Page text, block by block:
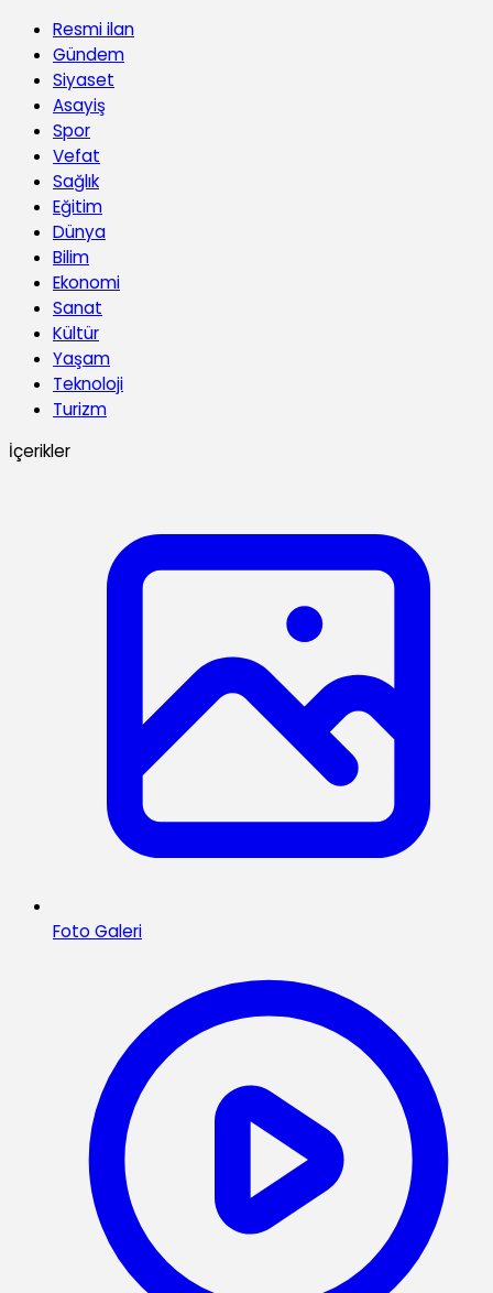
Resmi ilan
Gündem
Siyaset
Asayiş
Spor
Vefat
Sağlık
Eğitim
Dünya
Bilim
Ekonomi
Sanat
Kültür
Yaşam
Teknoloji
Turizm
İçerikler
Foto Galeri